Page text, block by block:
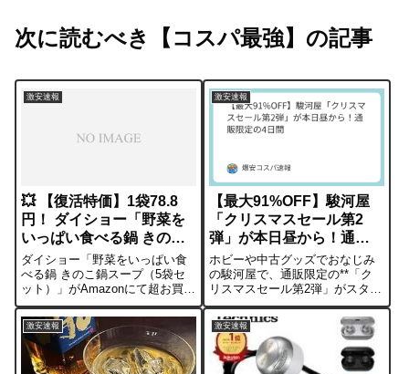
次に読むべき【コスパ最強】の記事
激安速報
💥 【復活特価】1袋78.8
円！ ダイショー「野菜を
いっぱい食べる鍋 きのこ
鍋スープ」5袋セットが
394円！
ダイショー「野菜をいっぱい食
べる鍋 きのこ鍋スープ（5袋セ
ット）」がAmazonにて超お買い
得価格で販売中です！✅ 5袋セッ
トで394円（税込）！ ✅ 1袋あた
り驚異の78.8円！プライム会
員、または3,500円以上の注文で
送料無料になりま...
激安速報
【最大91%OFF】駿河屋
「クリスマスセール第2
弾」が本日昼から！通販
限定の4日間
ホビーや中古グッズでおなじみ
の駿河屋で、通販限定の**「ク
リスマスセール第2弾」がスター
トしています。 期間は12月8日
(月) 12:00 ～ 12月11日(木)
23:59**までの4日間限定です。■
セールの見どころ 今回のセール
では、以...
激安速報 激安速報